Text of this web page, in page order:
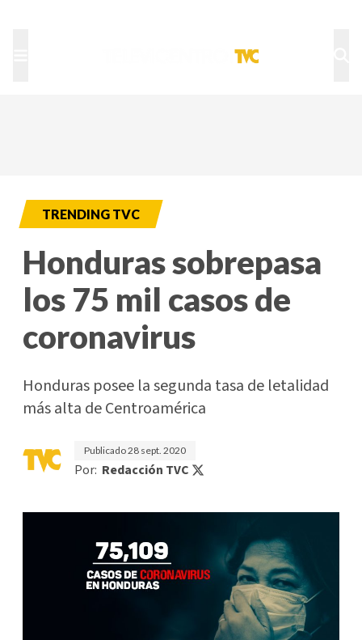
TRENDING TVC
Honduras sobrepasa
los 75 mil casos de
coronavirus
Honduras posee la segunda tasa de letalidad
más alta de Centroamérica
Publicado28 sept. 2020
Por: Redacción TVC